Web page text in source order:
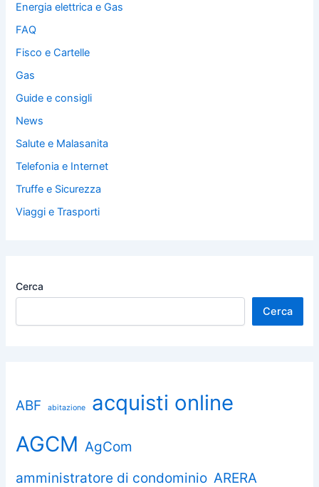
Energia elettrica e Gas
FAQ
Fisco e Cartelle
Gas
Guide e consigli
News
Salute e Malasanita
Telefonia e Internet
Truffe e Sicurezza
Viaggi e Trasporti
Cerca
Cerca
ABF abitazione
acquisti online
AGCM AgCom
amministratore di condominio ARERA